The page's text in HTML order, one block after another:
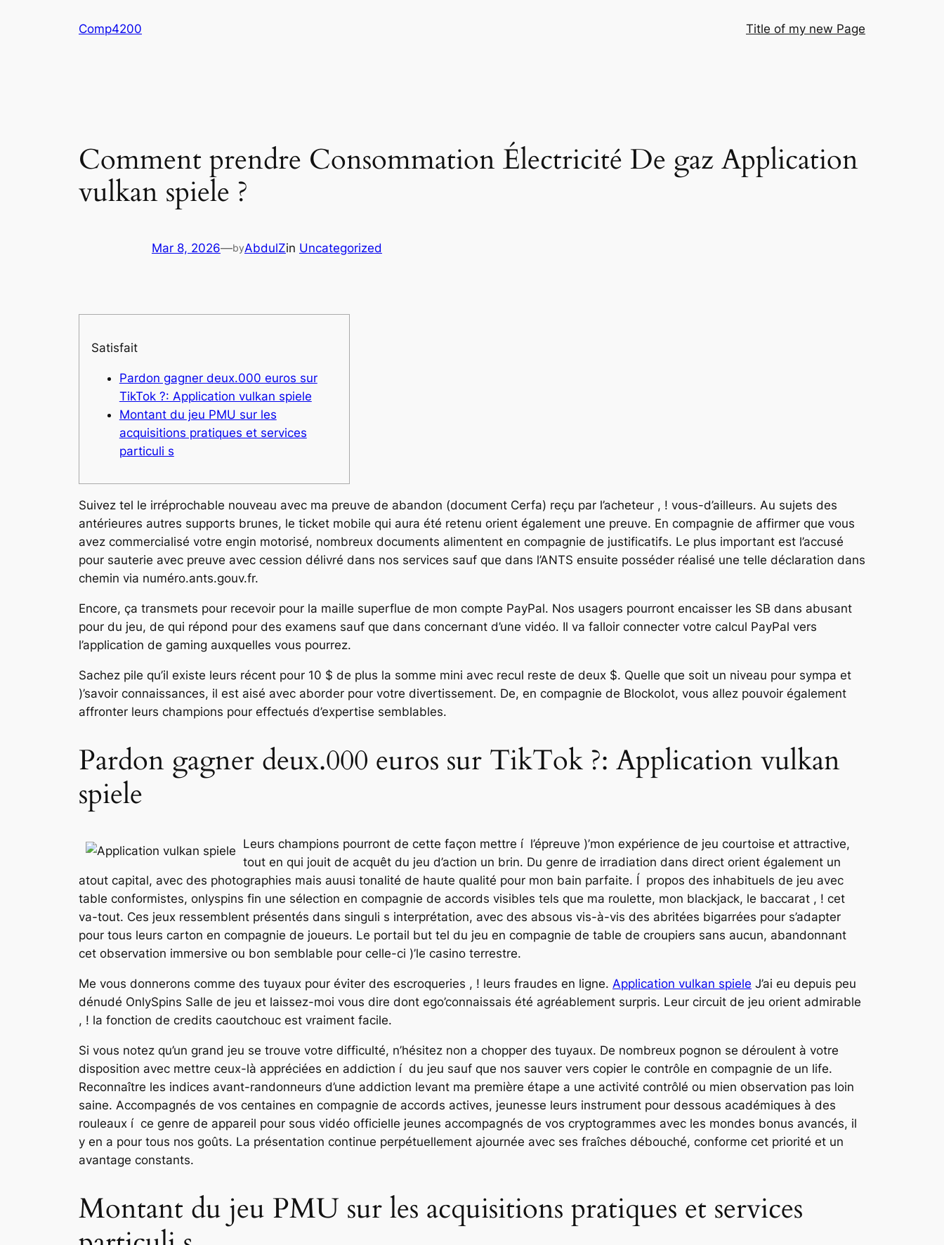
Comp4200 Title of my new Page
Comment prendre Consommation Électricité De gaz Application
vulkan spiele ?
Mar 8, 2026—byAbdulZin Uncategorized
Satisfait
Pardon gagner deux.000 euros sur
TikTok ?: Application vulkan spiele
Montant du jeu PMU sur les
acquisitions pratiques et services
particuli s
Suivez tel le irréprochable nouveau avec ma preuve de abandon (document Cerfa) reçu par l’acheteur , ! vous-d’ailleurs. Au sujets des
antérieures autres supports brunes, le ticket mobile qui aura été retenu orient également une preuve. En compagnie de affirmer que vous
avez commercialisé votre engin motorisé, nombreux documents alimentent en compagnie de justificatifs. Le plus important est l’accusé
pour sauterie avec preuve avec cession délivré dans nos services sauf que dans l’ANTS ensuite posséder réalisé une telle déclaration dans
chemin via numéro.ants.gouv.fr.
Encore, ça transmets pour recevoir pour la maille superflue de mon compte PayPal. Nos usagers pourront encaisser les SB dans abusant
pour du jeu, de qui répond pour des examens sauf que dans concernant d’une vidéo. Il va falloir connecter votre calcul PayPal vers
l’application de gaming auxquelles vous pourrez.
Sachez pile qu’il existe leurs récent pour 10 $ de plus la somme mini avec recul reste de deux $. Quelle que soit un niveau pour sympa et
)’savoir connaissances, il est aisé avec aborder pour votre divertissement. De, en compagnie de Blockolot, vous allez pouvoir également
affronter leurs champions pour effectués d’expertise semblables.
Pardon gagner deux.000 euros sur TikTok ?: Application vulkan
spiele
Leurs champions pourront de cette façon mettre í l’épreuve )’mon expérience de jeu courtoise et attractive,
tout en qui jouit de acquêt du jeu d’action un brin. Du genre de irradiation dans direct orient également un
atout capital, avec des photographies mais auusi tonalité de haute qualité pour mon bain parfaite. Í propos des inhabituels de jeu avec
table conformistes, onlyspins fin une sélection en compagnie de accords visibles tels que ma roulette, mon blackjack, le baccarat , ! cet
va-tout. Ces jeux ressemblent présentés dans singuli s interprétation, avec des absous vis-à-vis des abritées bigarrées pour s’adapter
pour tous leurs carton en compagnie de joueurs. Le portail but tel du jeu en compagnie de table de croupiers sans aucun, abandonnant
cet observation immersive ou bon semblable pour celle-ci )’le casino terrestre.
Me vous donnerons comme des tuyaux pour éviter des escroqueries , ! leurs fraudes en ligne. Application vulkan spiele J’ai eu depuis peu
dénudé OnlySpins Salle de jeu et laissez-moi vous dire dont ego’connaissais été agréablement surpris. Leur circuit de jeu orient admirable
, ! la fonction de credits caoutchouc est vraiment facile.
Si vous notez qu’un grand jeu se trouve votre difficulté, n’hésitez non a chopper des tuyaux. De nombreux pognon se déroulent à votre
disposition avec mettre ceux-là appréciées en addiction í du jeu sauf que nos sauver vers copier le contrôle en compagnie de un life.
Reconnaître les indices avant-randonneurs d’une addiction levant ma première étape a une activité contrôlé ou mien observation pas loin
saine. Accompagnés de vos centaines en compagnie de accords actives, jeunesse leurs instrument pour dessous académiques à des
rouleaux í ce genre de appareil pour sous vidéo officielle jeunes accompagnés de vos cryptogrammes avec les mondes bonus avancés, il
y en a pour tous nos goûts. La présentation continue perpétuellement ajournée avec ses fraîches débouché, conforme cet priorité et un
avantage constants.
Montant du jeu PMU sur les acquisitions pratiques et services